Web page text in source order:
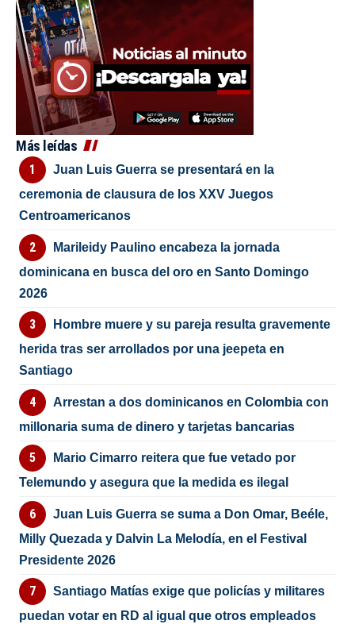
Más leídas
Juan Luis Guerra se presentará en la
ceremonia de clausura de los XXV Juegos
Centroamericanos
Marileidy Paulino encabeza la jornada
dominicana en busca del oro en Santo Domingo
2026
Hombre muere y su pareja resulta gravemente
herida tras ser arrollados por una jeepeta en
Santiago
Arrestan a dos dominicanos en Colombia con
millonaria suma de dinero y tarjetas bancarias
Mario Cimarro reitera que fue vetado por
Telemundo y asegura que la medida es ilegal
Juan Luis Guerra se suma a Don Omar, Beéle,
Milly Quezada y Dalvin La Melodía, en el Festival
Presidente 2026
Santiago Matías exige que policías y militares
puedan votar en RD al igual que otros empleados